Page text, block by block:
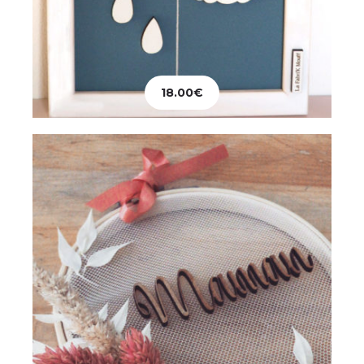
Ajouter au panier
18.00€
Tambour Fleuri – 16 cm
24.00€